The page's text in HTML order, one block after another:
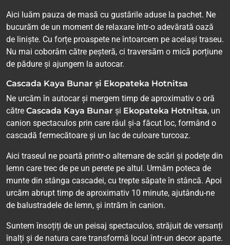
Aici luăm pauza de masă cu gustările aduse la pachet. Ne
bucurăm de un moment de relaxare într-o adevărată oază
de liniște. Cu forțe proaspete ne întoarcem pe același traseu.
Nu mai coborâm către peșteră, ci traversăm o mică porțiune
de pădure și ajungem la autocar.
Cascada Kaya Bunar și Ekopateka Hotnitsa
Ne urcăm în autocar și mergem timp de aproximativ o oră
către Cascada Kaya Bunar și Ekopateka Hotnitsa, un
canion spectaculos prin care râul și-a făcut loc, formând o
cascadă fermecătoare și un lac de culoare turcoaz.
Aici traseul ne poartă printr-o alternare de scări și podețe din
lemn care trec de pe un perete pe altul. Urmăm poteca de
munte din stânga cascadei, cu trepte săpate în stâncă. Apoi
urcăm abrupt timp de aproximativ 10 minute, ajutându-ne
de balustradele de lemn, și intrăm în canion.
Suntem însoțiți de un peisaj spectaculos, străjuit de versanți
înalți și de natura care transformă locul într-un decor aparte.